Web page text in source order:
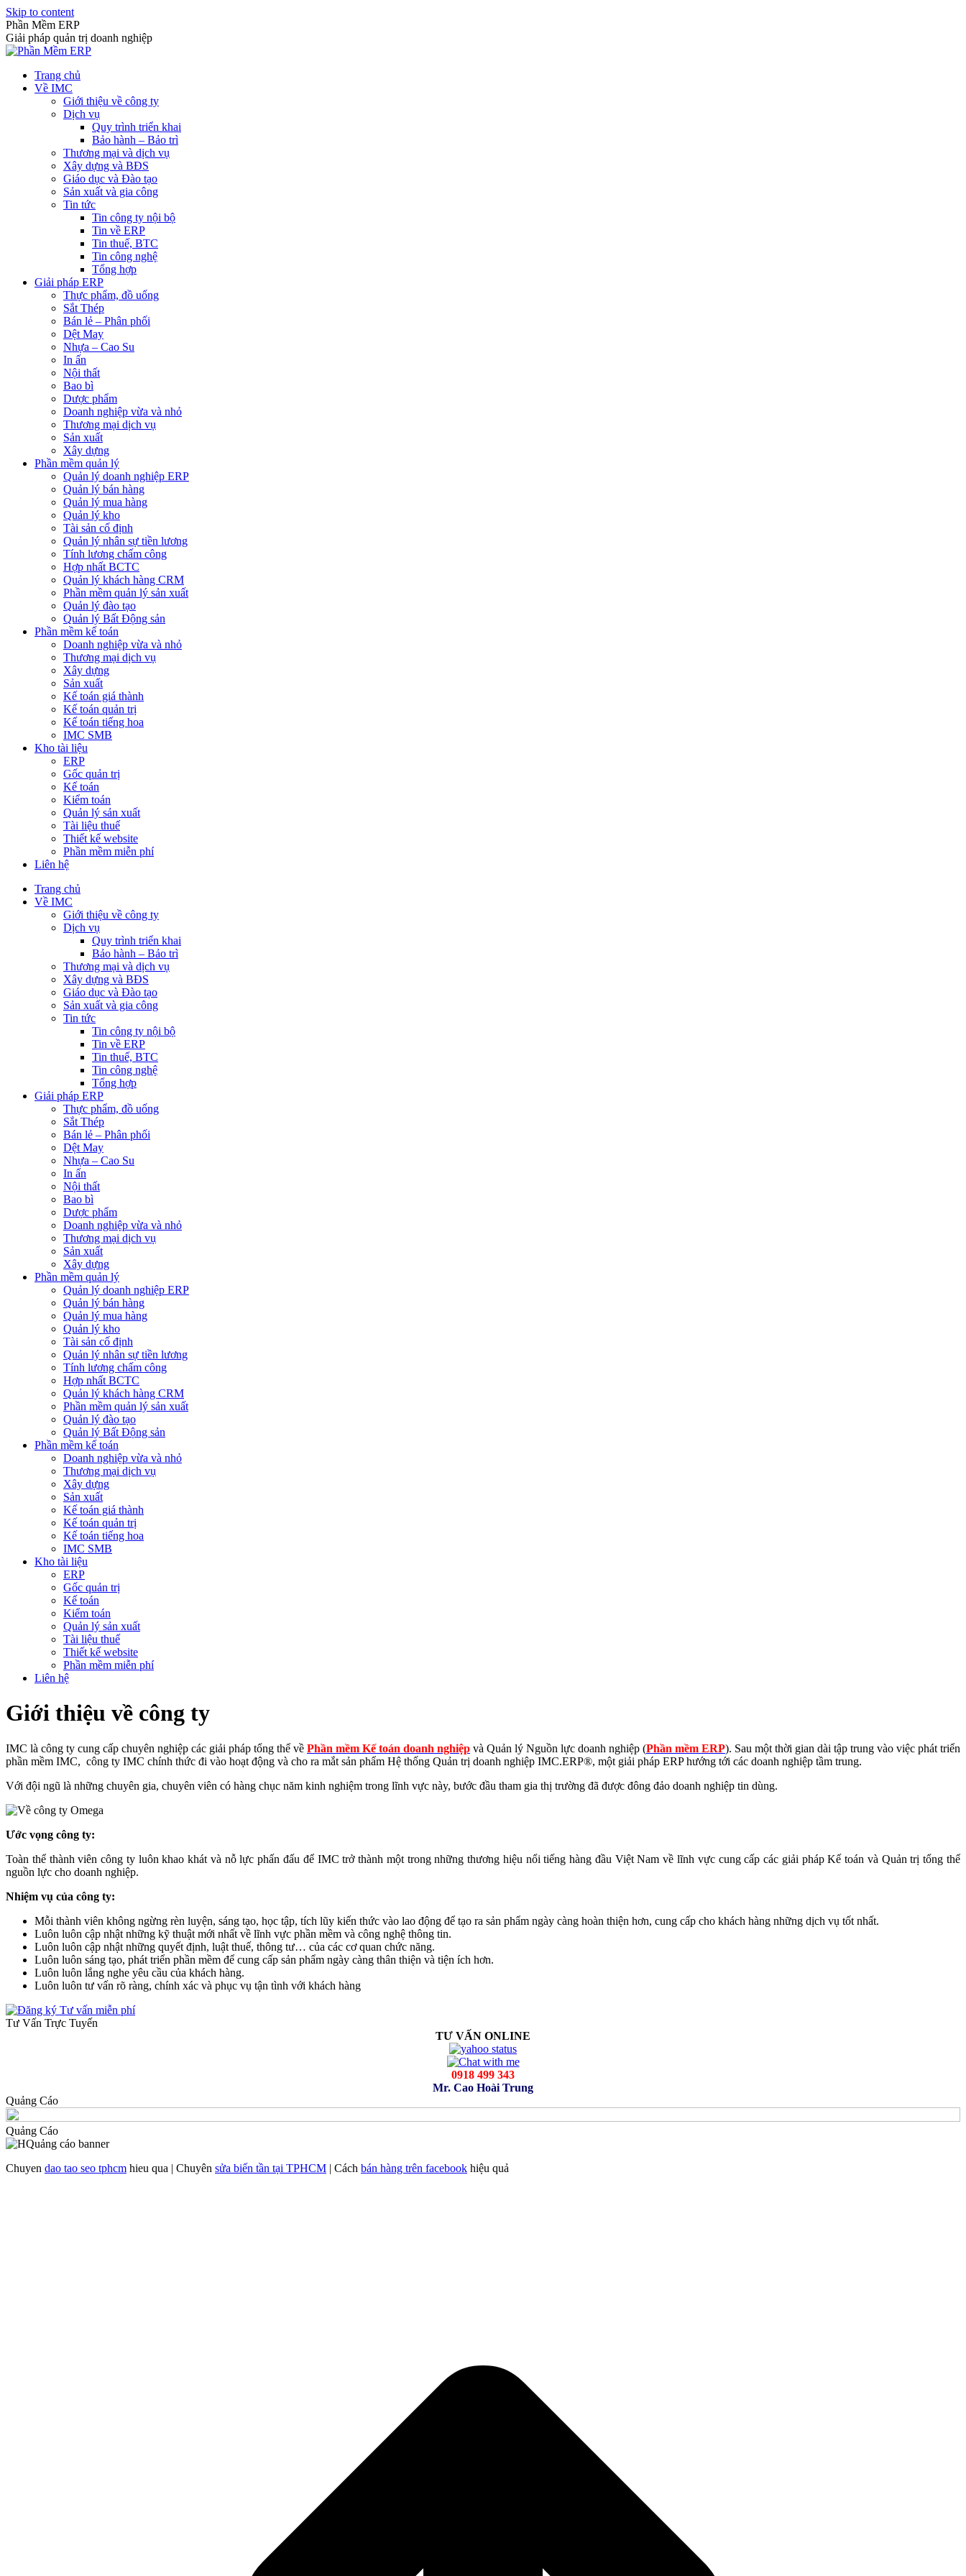
Skip to content
Phần Mềm ERP
Giải pháp quản trị doanh nghiệp
Trang chủ
Về IMC
Giới thiệu về công ty
Dịch vụ
Quy trình triển khai
Bảo hành – Bảo trì
Thương mại và dịch vụ
Xây dựng và BĐS
Giáo dục và Đào tạo
Sản xuất và gia công
Tin tức
Tin công ty nội bộ
Tin về ERP
Tin thuế, BTC
Tin công nghệ
Tổng hợp
Giải pháp ERP
Thực phẩm, đồ uống
Sắt Thép
Bán lẻ – Phân phối
Dệt May
Nhựa – Cao Su
In ấn
Nội thất
Bao bì
Dược phẩm
Doanh nghiệp vừa và nhỏ
Thương mại dịch vụ
Sản xuất
Xây dựng
Phần mềm quản lý
Quản lý doanh nghiệp ERP
Quản lý bán hàng
Quản lý mua hàng
Quản lý kho
Tài sản cố định
Quản lý nhân sự tiền lương
Tính lương chấm công
Hợp nhất BCTC
Quản lý khách hàng CRM
Phần mềm quản lý sản xuất
Quản lý đào tạo
Quản lý Bất Động sản
Phần mềm kế toán
Doanh nghiệp vừa và nhỏ
Thương mại dịch vụ
Xây dựng
Sản xuất
Kế toán giá thành
Kế toán quản trị
Kế toán tiếng hoa
IMC SMB
Kho tài liệu
ERP
Gốc quản trị
Kế toán
Kiểm toán
Quản lý sản xuất
Tài liệu thuế
Thiết kế website
Phần mềm miễn phí
Liên hệ
Trang chủ
Về IMC
Giới thiệu về công ty
Dịch vụ
Quy trình triển khai
Bảo hành – Bảo trì
Thương mại và dịch vụ
Xây dựng và BĐS
Giáo dục và Đào tạo
Sản xuất và gia công
Tin tức
Tin công ty nội bộ
Tin về ERP
Tin thuế, BTC
Tin công nghệ
Tổng hợp
Giải pháp ERP
Thực phẩm, đồ uống
Sắt Thép
Bán lẻ – Phân phối
Dệt May
Nhựa – Cao Su
In ấn
Nội thất
Bao bì
Dược phẩm
Doanh nghiệp vừa và nhỏ
Thương mại dịch vụ
Sản xuất
Xây dựng
Phần mềm quản lý
Quản lý doanh nghiệp ERP
Quản lý bán hàng
Quản lý mua hàng
Quản lý kho
Tài sản cố định
Quản lý nhân sự tiền lương
Tính lương chấm công
Hợp nhất BCTC
Quản lý khách hàng CRM
Phần mềm quản lý sản xuất
Quản lý đào tạo
Quản lý Bất Động sản
Phần mềm kế toán
Doanh nghiệp vừa và nhỏ
Thương mại dịch vụ
Xây dựng
Sản xuất
Kế toán giá thành
Kế toán quản trị
Kế toán tiếng hoa
IMC SMB
Kho tài liệu
ERP
Gốc quản trị
Kế toán
Kiểm toán
Quản lý sản xuất
Tài liệu thuế
Thiết kế website
Phần mềm miễn phí
Liên hệ
Giới thiệu về công ty
IMC là công ty cung cấp chuyên nghiệp các giải pháp tổng thể về Phần mềm Kế toán doanh nghiệp và Quản lý Nguồn lực doanh nghiệp (Phần mềm ERP). Sau một thời gian dài tập trung vào việc phát triển
phần mềm IMC, công ty IMC chính thức đi vào hoạt động và cho ra mắt sản phẩm Hệ thống Quản trị doanh nghiệp IMC.ERP®, một giải pháp ERP hướng tới các doanh nghiệp tầm trung.
Với đội ngũ là những chuyên gia, chuyên viên có hàng chục năm kinh nghiệm trong lĩnh vực này, bước đầu tham gia thị trường đã được đông đảo doanh nghiệp tin dùng.
Ước vọng công ty:
Toàn thể thành viên công ty luôn khao khát và nỗ lực phấn đấu để IMC trở thành một trong những thương hiệu nổi tiếng hàng đầu Việt Nam về lĩnh vực cung cấp các giải pháp Kế toán và Quản trị tổng thể
nguồn lực cho doanh nghiệp.
Nhiệm vụ của công ty:
Mỗi thành viên không ngừng rèn luyện, sáng tạo, học tập, tích lũy kiến thức vào lao động để tạo ra sản phẩm ngày càng hoàn thiện hơn, cung cấp cho khách hàng những dịch vụ tốt nhất.
Luôn luôn cập nhật những kỹ thuật mới nhất về lĩnh vực phần mềm và công nghệ thông tin.
Luôn luôn cập nhật những quyết định, luật thuế, thông tư… của các cơ quan chức năng.
Luôn luôn sáng tạo, phát triển phần mềm để cung cấp sản phẩm ngày càng thân thiện và tiện ích hơn.
Luôn luôn lắng nghe yêu cầu của khách hàng.
Luôn luôn tư vấn rõ ràng, chính xác và phục vụ tận tình với khách hàng
Tư Vấn Trực Tuyến
TƯ VẤN ONLINE
0918 499 343
Mr. Cao Hoài Trung
Quảng Cáo
Quảng Cáo
Chuyen dao tao seo tphcm hieu qua | Chuyên sửa biến tần tại TPHCM | Cách bán hàng trên facebook hiệu quả